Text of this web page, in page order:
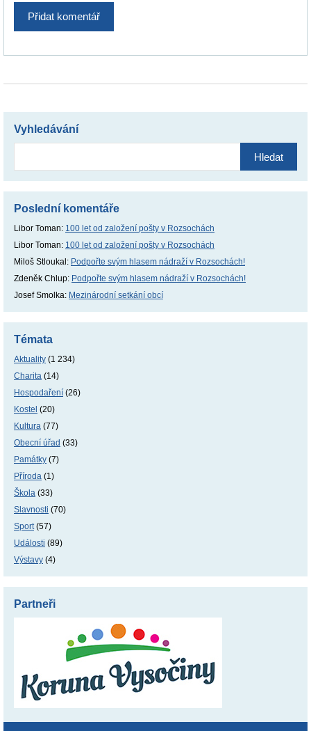
Vyhledávání
Poslední komentáře
Libor Toman: 100 let od založení pošty v Rozsochách
Libor Toman: 100 let od založení pošty v Rozsochách
Miloš Stloukal: Podpořte svým hlasem nádraží v Rozsochách!
Zdeněk Chlup: Podpořte svým hlasem nádraží v Rozsochách!
Josef Smolka: Mezinárodní setkání obcí
Témata
Aktuality (1 234)
Charita (14)
Hospodaření (26)
Kostel (20)
Kultura (77)
Obecní úřad (33)
Památky (7)
Příroda (1)
Škola (33)
Slavnosti (70)
Sport(57)
Události (89)
Výstavy (4)
Partneři